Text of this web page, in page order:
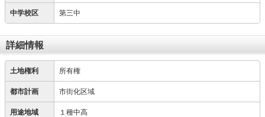
中学校区 第三中
詳細情報
土地権利 所有権
都市計画 市街化区域
用途地域 １種中高